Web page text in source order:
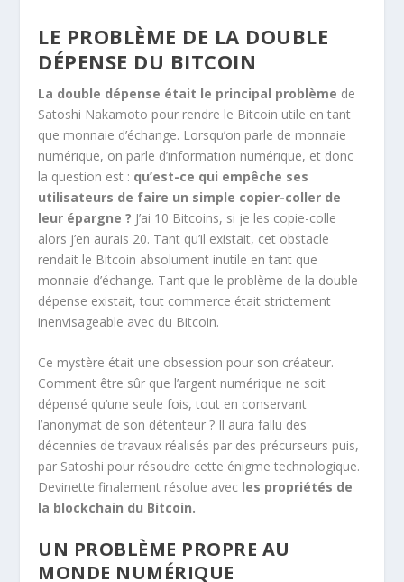
LE PROBLÈME DE LA DOUBLE
DÉPENSE DU BITCOIN
La double dépense était le principal problème de
Satoshi Nakamoto pour rendre le Bitcoin utile en tant
que monnaie d’échange. Lorsqu’on parle de monnaie
numérique, on parle d’information numérique, et donc
la question est : qu’est-ce qui empêche ses
utilisateurs de faire un simple copier-coller de
leur épargne ? J’ai 10 Bitcoins, si je les copie-colle
alors j’en aurais 20. Tant qu’il existait, cet obstacle
rendait le Bitcoin absolument inutile en tant que
monnaie d’échange. Tant que le problème de la double
dépense existait, tout commerce était strictement
inenvisageable avec du Bitcoin.
Ce mystère était une obsession pour son créateur.
Comment être sûr que l’argent numérique ne soit
dépensé qu’une seule fois, tout en conservant
l’anonymat de son détenteur ? Il aura fallu des
décennies de travaux réalisés par des précurseurs puis,
par Satoshi pour résoudre cette énigme technologique.
Devinette finalement résolue avec les propriétés de
la blockchain du Bitcoin.
UN PROBLÈME PROPRE AU
MONDE NUMÉRIQUE